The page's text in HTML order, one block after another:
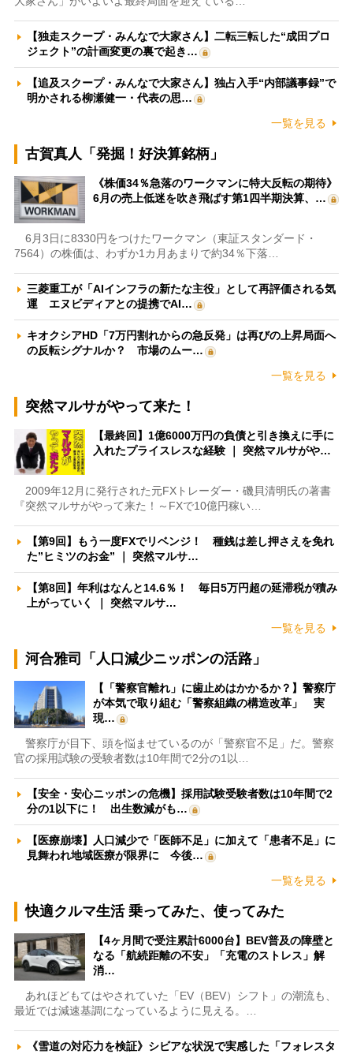
【独走スクープ・みんなで大家さん】二転三転した“成田プロ
ジェクト”の計画変更の裏で起き…
【追及スクープ・みんなで大家さん】独占入手“内部議事録”で
明かされる柳瀬健一・代表の思…
一覧を見る
古賀真人「発掘！好決算銘柄」
《株価34％急落のワークマンに特大反転の期待》
6月の売上低迷を吹き飛ばす第1四半期決算、…
6月3日に8330円をつけたワークマン（東証スタンダード・
7564）の株価は、わずか1カ月あまりで約34％下落…
三菱重工が「AIインフラの新たな主役」として再評価される気
運 エヌビディアとの提携でAI…
キオクシアHD「7万円割れからの急反発」は再びの上昇局面へ
の反転シグナルか？ 市場のムー…
一覧を見る
突然マルサがやって来た！
【最終回】1億6000万円の負債と引き換えに手に
入れたプライスレスな経験 ｜ 突然マルサがや…
2009年12月に発行された元FXトレーダー・磯貝清明氏の著書
『突然マルサがやって来た！～FXで10億円稼い…
【第9回】もう一度FXでリベンジ！ 種銭は差し押さえを免れ
た”ヒミツのお金” ｜ 突然マルサ…
【第8回】年利はなんと14.6％！ 毎日5万円超の延滞税が積み
上がっていく ｜ 突然マルサ…
一覧を見る
河合雅司「人口減少ニッポンの活路」
【「警察官離れ」に歯止めはかかるか？】警察庁
が本気で取り組む「警察組織の構造改革」 実
現…
警察庁が目下、頭を悩ませているのが「警察官不足」だ。警察
官の採用試験の受験者数は10年間で2分の1以…
【安全・安心ニッポンの危機】採用試験受験者数は10年間で2
分の1以下に！ 出生数減がも…
【医療崩壊】人口減少で「医師不足」に加えて「患者不足」に
見舞われ地域医療が限界に 今後…
一覧を見る
快適クルマ生活 乗ってみた、使ってみた
【4ヶ月間で受注累計6000台】BEV普及の障壁と
なる「航続距離の不安」「充電のストレス」解
消…
あれほどもてはやされていた「EV（BEV）シフト」の潮流も、
最近では減速基調になっているように見える。…
《雪道の対応力を検証》シビアな状況で実感した「フォレスタ